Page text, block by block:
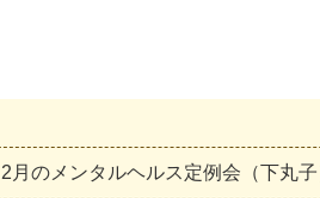
2月のメンタルヘルス定例会（下丸子